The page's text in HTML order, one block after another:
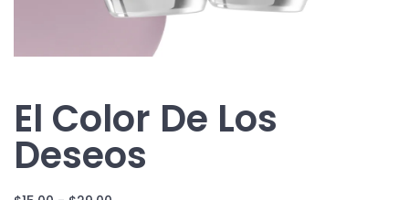
El Color De Los
Deseos